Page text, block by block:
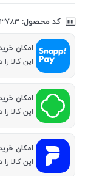
کد محصول:
امکان
این کالا را در 4 قسط 32,750 تومانی
امکان
این کالا را در 4 قسط 32,750 تومانی
امکان
این کالا را در 4 قسط 32,750 تومانی